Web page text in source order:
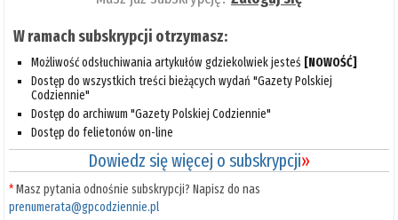
W ramach subskrypcji otrzymasz:
Możliwość odsłuchiwania artykułów gdziekolwiek jesteś [NOWOŚĆ]
Dostęp do wszystkich treści bieżących wydań "Gazety Polskiej
Codziennie"
Dostęp do archiwum "Gazety Polskiej Codziennie"
Dostęp do felietonów on-line
Dowiedz się więcej o subskrypcji»
*Masz pytania odnośnie subskrypcji? Napisz do nas
prenumerata@gpcodziennie.pl